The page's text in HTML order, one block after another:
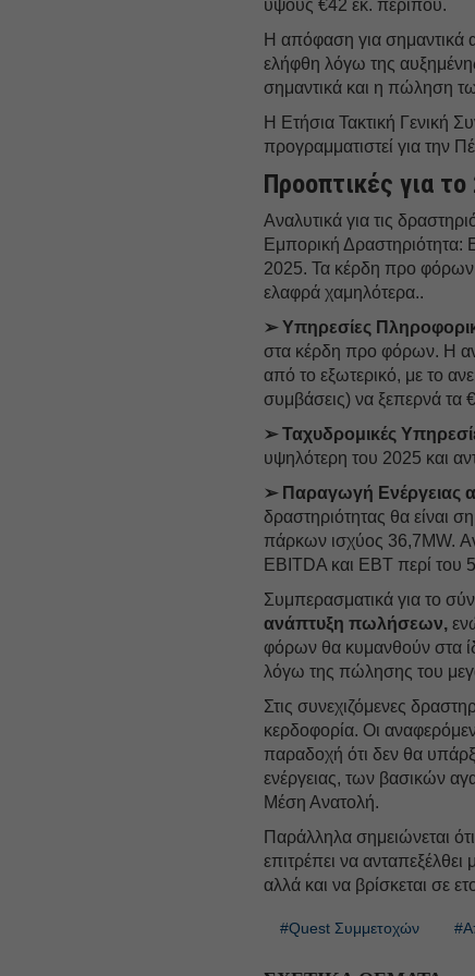
ύψους €42 εκ. περίπου.
Η απόφαση για σημαντικά
ελήφθη λόγω της
σημαντικά και η πώληση
Η Ετήσια Τακτική Γενική
προγραμματιστεί για την
Προοπτικές για το
Αναλυτικά για τις
Εμπορική
2025. Τα κέρδη προ φόρων,
ελαφρά χαμηλότερα..
➢ Υπηρεσίες
στα κέρδη προ φόρων. Η
από το εξωτερικό, με το
συμβάσεις) να ξεπερνά τα
➢ Ταχυδρομικές
υψηλότερη του 2025 και
➢ Παραγωγή Ενέργειας
δραστηριότητας θα είναι
πάρκων ισχύος 36,7MW.
EBITDA και EBT περί του
Συμπερασματικά για το
ανάπτυξη πωλήσεων,
φόρων θα κυμανθούν στα
λόγω της πώλησης του
Στις συνεχιζόμενες
κερδοφορία. Οι
παραδοχή ότι δεν θα
ενέργειας, των βασικών
Μέση Ανατολή.
Παράλληλα σημειώνεται
επιτρέπει να
αλλά και να βρίσκεται σε
#Quest Συμμετοχών